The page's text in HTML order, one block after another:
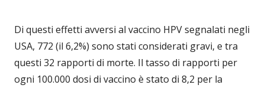
Di questi effetti avversi al vaccino HPV segnalati negli
USA, 772 (il 6,2%) sono stati considerati gravi, e tra
questi 32 rapporti di morte. Il tasso di rapporti per
ogni 100.000 dosi di vaccino è stato di 8,2 per la